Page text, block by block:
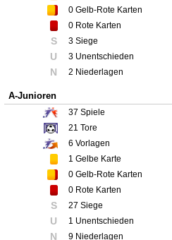
0 Gelb-Rote Karten
0 Rote Karten
S 3 Siege
U 3 Unentschieden
N 2 Niederlagen
A-Junioren
37 Spiele
21 Tore
6 Vorlagen
1 Gelbe Karte
0 Gelb-Rote Karten
0 Rote Karten
S 27 Siege
U 1 Unentschieden
N 9 Niederlagen